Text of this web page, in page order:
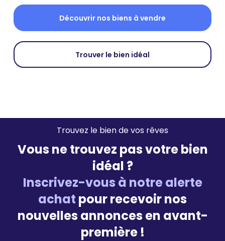
Découvrir nos biens à vendre
Trouver le bien idéal
Trouvez le bien de vos rêves
Vous ne trouvez pas votre bien
idéal ?
Inscrivez-vous à notre alerte
achat pour recevoir nos
nouvelles annonces en avant-
première !